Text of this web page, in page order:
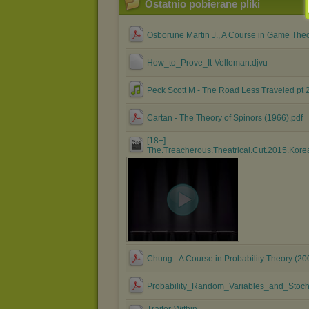
Ostatnio pobierane pliki
Osborune Martin J., A Course in Game
How_to_Prove_It-Velleman.djvu
Peck Scott M - The Road Less Traveled pt
Cartan - The Theory of Spinors (1966).pdf
[18+]
Chung - A Course in Probability Theory